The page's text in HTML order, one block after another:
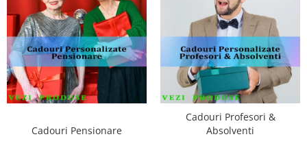
Cadouri Pensionare
Cadouri Profesori &
Absolventi